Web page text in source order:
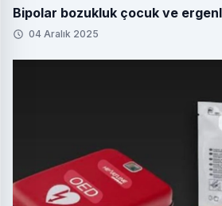
Bipolar bozukluk çocuk ve
04 Aralık 2025